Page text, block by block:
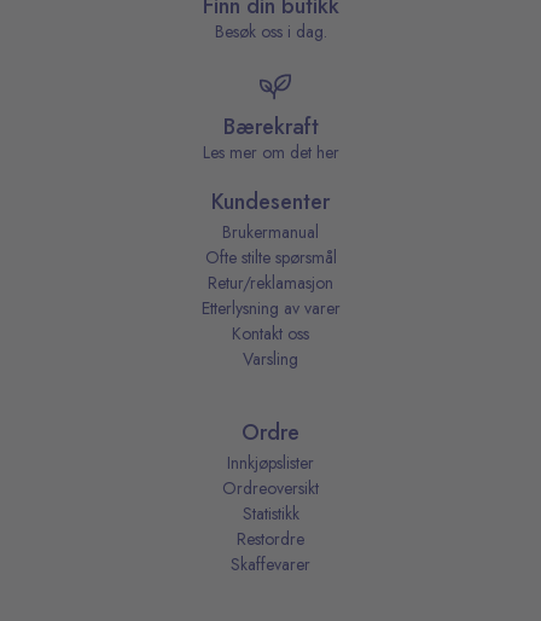
Finn din butikk
Besøk oss i dag.
Bærekraft
Les mer om det her
Kundesenter
Brukermanual
Ofte stilte spørsmål
Retur/reklamasjon
Etterlysning av varer
Kontakt oss
Varsling
Ordre
Innkjøpslister
Ordreoversikt
Statistikk
Restordre
Skaffevarer